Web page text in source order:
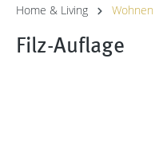
Home & Living Wohnen
Filz-Auflage